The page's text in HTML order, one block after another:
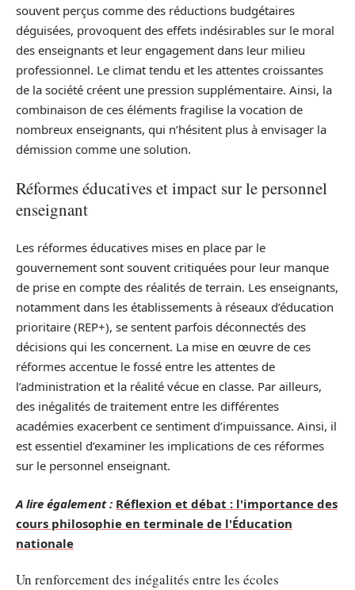
souvent perçus comme des réductions budgétaires
déguisées, provoquent des effets indésirables sur le moral
des enseignants et leur engagement dans leur milieu
professionnel. Le climat tendu et les attentes croissantes
de la société créent une pression supplémentaire. Ainsi, la
combinaison de ces éléments fragilise la vocation de
nombreux enseignants, qui n’hésitent plus à envisager la
démission comme une solution.
Réformes éducatives et impact sur le personnel
enseignant
Les réformes éducatives mises en place par le
gouvernement sont souvent critiquées pour leur manque
de prise en compte des réalités de terrain. Les enseignants,
notamment dans les établissements à réseaux d’éducation
prioritaire (REP+), se sentent parfois déconnectés des
décisions qui les concernent. La mise en œuvre de ces
réformes accentue le fossé entre les attentes de
l’administration et la réalité vécue en classe. Par ailleurs,
des inégalités de traitement entre les différentes
académies exacerbent ce sentiment d’impuissance. Ainsi, il
est essentiel d’examiner les implications de ces réformes
sur le personnel enseignant.
A lire également : Réflexion et débat : l'importance des
cours philosophie en terminale de l'Éducation
nationale
Un renforcement des inégalités entre les écoles